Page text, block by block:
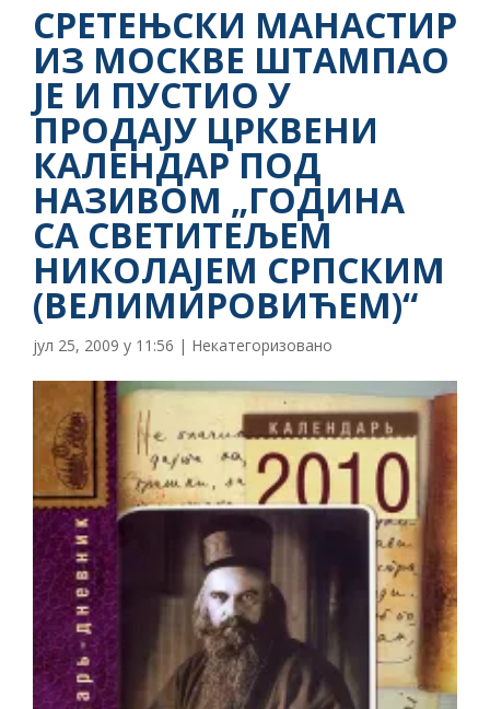
СРЕТЕЊСКИ МАНАСТИР
ИЗ МОСКВЕ ШТАМПАО
ЈЕ И ПУСТИО У
ПРОДАЈУ ЦРКВЕНИ
КАЛЕНДАР ПОД
НАЗИВОМ „ГОДИНА
СА СВЕТИТЕЉЕМ
НИКОЛАЈЕМ СРПСКИМ
(ВЕЛИМИРОВИЋЕМ)“
јул 25, 2009 у 11:56 | Некатегоризовано